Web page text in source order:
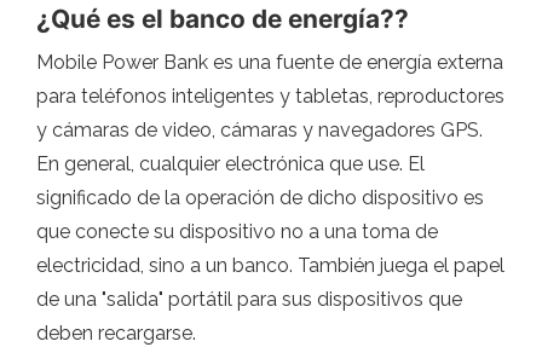
¿Qué es el banco de energía??
Mobile Power Bank es una fuente de energía externa
para teléfonos inteligentes y tabletas, reproductores
y cámaras de video, cámaras y navegadores GPS.
En general, cualquier electrónica que use. El
significado de la operación de dicho dispositivo es
que conecte su dispositivo no a una toma de
electricidad, sino a un banco. También juega el papel
de una "salida" portátil para sus dispositivos que
deben recargarse.